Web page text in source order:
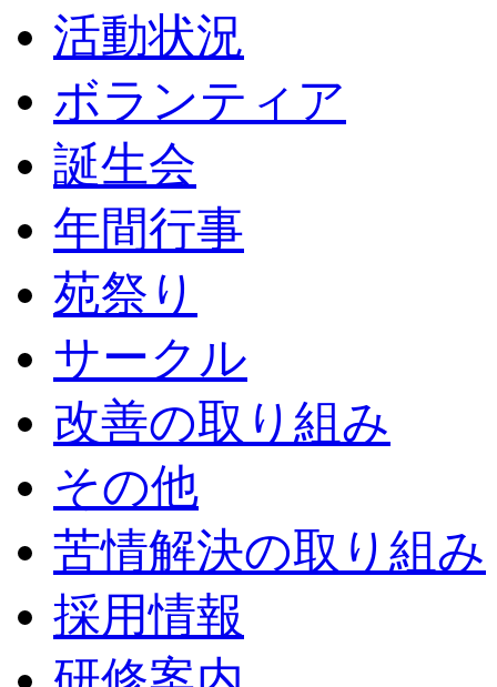
活動状況
ボランティア
誕生会
年間行事
苑祭り
サークル
改善の取り組み
その他
苦情解決の取り組み
採用情報